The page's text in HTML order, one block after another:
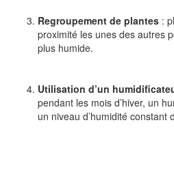
Regroupement de plantes :
proximité les unes des autres
plus humide.
Utilisation d’un
pendant les mois d’hiver, un
un niveau d’humidité constant